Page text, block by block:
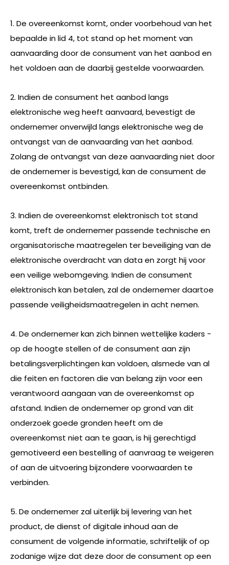
1. De overeenkomst komt, onder voorbehoud van het
bepaalde in lid 4, tot stand op het moment van
aanvaarding door de consument van het aanbod en
het voldoen aan de daarbij gestelde voorwaarden.
2. Indien de consument het aanbod langs
elektronische weg heeft aanvaard, bevestigt de
ondernemer onverwijld langs elektronische weg de
ontvangst van de aanvaarding van het aanbod.
Zolang de ontvangst van deze aanvaarding niet door
de ondernemer is bevestigd, kan de consument de
overeenkomst ontbinden.
3. Indien de overeenkomst elektronisch tot stand
komt, treft de ondernemer passende technische en
organisatorische maatregelen ter beveiliging van de
elektronische overdracht van data en zorgt hij voor
een veilige webomgeving. Indien de consument
elektronisch kan betalen, zal de ondernemer daartoe
passende veiligheidsmaatregelen in acht nemen.
4. De ondernemer kan zich binnen wettelijke kaders -
op de hoogte stellen of de consument aan zijn
betalingsverplichtingen kan voldoen, alsmede van al
die feiten en factoren die van belang zijn voor een
verantwoord aangaan van de overeenkomst op
afstand. Indien de ondernemer op grond van dit
onderzoek goede gronden heeft om de
overeenkomst niet aan te gaan, is hij gerechtigd
gemotiveerd een bestelling of aanvraag te weigeren
of aan de uitvoering bijzondere voorwaarden te
verbinden.
5. De ondernemer zal uiterlijk bij levering van het
product, de dienst of digitale inhoud aan de
consument de volgende informatie, schriftelijk of op
zodanige wijze dat deze door de consument op een